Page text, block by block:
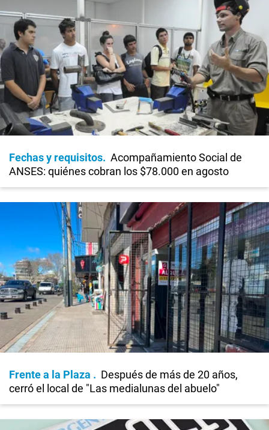
Fechas y requisitos
Acompañamiento Social de
ANSES: quiénes cobran los $78.000 en agosto
Frente a la Plaza
Después de más de 20 años,
cerró el local de "Las medialunas del abuelo"